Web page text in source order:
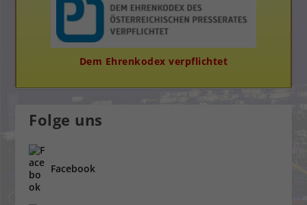
Dem Ehrenkodex verpflichtet
Folge uns
Facebook